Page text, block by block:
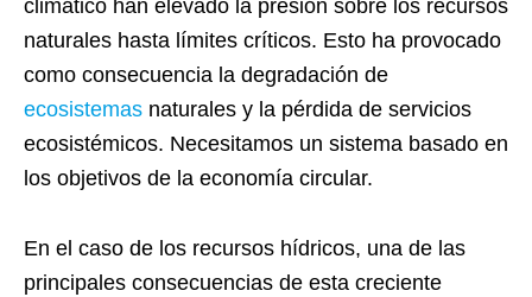
climático han elevado la presión sobre los recursos
naturales hasta límites críticos. Esto ha provocado
como consecuencia la degradación de
ecosistemas naturales y la pérdida de servicios
ecosistémicos. Necesitamos un sistema basado en
los objetivos de la economía circular.
En el caso de los recursos hídricos, una de las
principales consecuencias de esta creciente